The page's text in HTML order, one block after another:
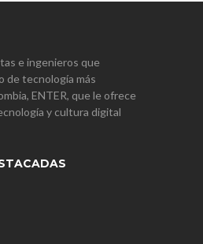
e ingenieros que
de tecnología más
ENTER, que le ofrece
y cultura digital